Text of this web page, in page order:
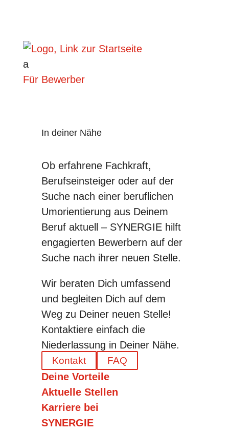
a
Für Bewerber
In deiner Nähe
Ob erfahrene Fachkraft,
Berufseinsteiger oder auf der
Suche nach einer beruflichen
Umorientierung aus Deinem
Beruf aktuell – SYNERGIE hilft
engagierten Bewerbern auf der
Suche nach ihrer neuen Stelle.
Wir beraten Dich umfassend
und begleiten Dich auf dem
Weg zu Deiner neuen Stelle!
Kontaktiere einfach die
Niederlassung in Deiner Nähe.
Kontakt FAQ
Deine Vorteile
Aktuelle Stellen
Karriere bei
SYNERGIE